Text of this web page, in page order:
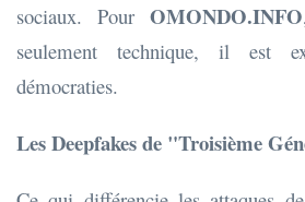
sociaux. Pour OMONDO.INFO
seulement technique, il est
démocraties.
Les Deepfakes de "Troisième